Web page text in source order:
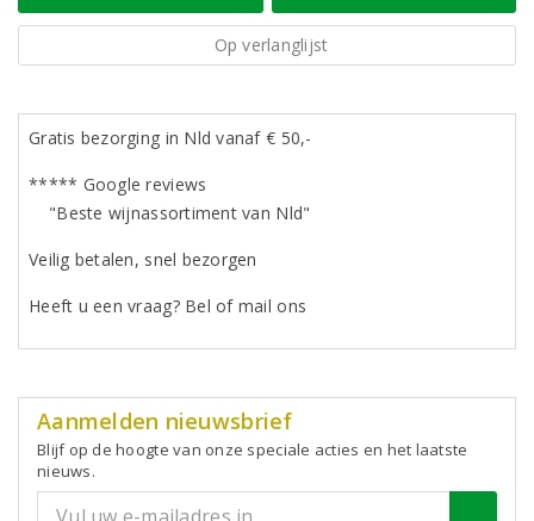
Op verlanglijst
Gratis bezorging in Nld vanaf € 50,-
***** Google reviews
"Beste wijnassortiment van Nld"
Veilig betalen, snel bezorgen
Heeft u een vraag? Bel of mail ons
Aanmelden nieuwsbrief
Blijf op de hoogte van onze speciale acties en het laatste
nieuws.